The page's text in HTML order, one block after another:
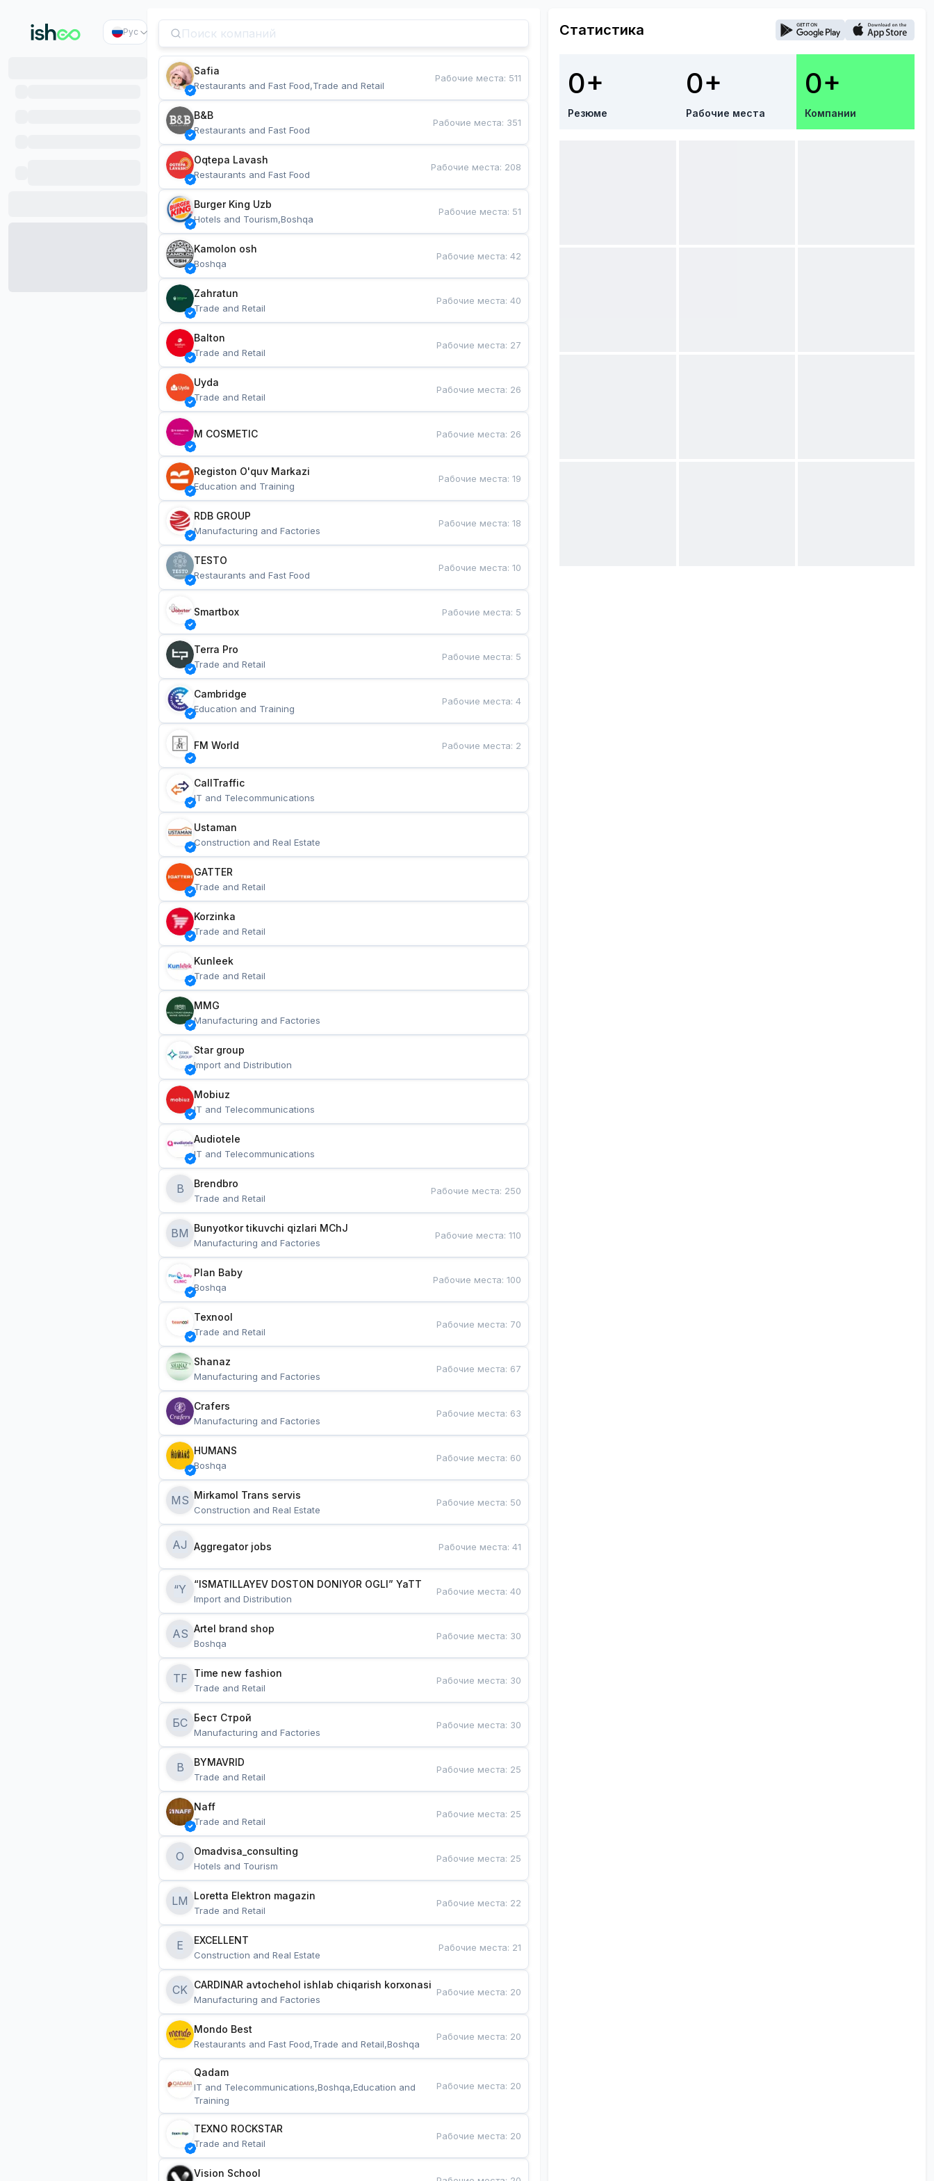
Рус
Safia
Restaurants and Fast Food,Trade and Retail
Рабочие места: 511
B&B
Restaurants and Fast Food
Рабочие места: 351
Oqtepa Lavash
Restaurants and Fast Food
Рабочие места: 208
Burger King Uzb
Hotels and Tourism,Boshqa
Рабочие места: 51
Kamolon osh
Boshqa
Рабочие места:42
Zahratun
Trade and Retail
Рабочие места:40
Balton
Trade and Retail
Рабочие места: 27
Uyda
Trade and Retail
Рабочие места: 26
M COSMETIC Рабочие места: 26
Registon O'quv Markazi
Education and Training
Рабочие места:19
RDB GROUP
Manufacturing and Factories
Рабочие места:18
TESTO
Restaurants and Fast Food
Рабочие места:10
Smartbox Рабочие места: 5
Terra Pro
Trade and Retail
Рабочие места: 5
Cambridge
Education and Training
Рабочие места:4
FM World Рабочие места: 2
CallTraffic
IT and Telecommunications
Ustaman
Construction and Real Estate
GATTER
Trade and Retail
Korzinka
Trade and Retail
Kunleek
Trade and Retail
MMG
Manufacturing and Factories
Star group
Import and Distribution
Mobiuz
IT and Telecommunications
Audiotele
IT and Telecommunications
B Brendbro
Trade and Retail
Рабочие места: 250
BM
Manufacturing and Factories
Рабочие места:110
Plan Baby
Boshqa
Рабочие места:100
Texnool
Trade and Retail
Рабочие места: 70
Shanaz
Manufacturing and Factories
Рабочие места: 67
Crafers
Manufacturing and Factories
Рабочие места: 63
HUMANS
Boshqa
Рабочие места: 60
MS
Construction and Real Estate
Рабочие места: 50
AJ Aggregator jobs Рабочие места:41
“Y “ISMATILLAYEV DOSTON DONIYOR OGLI” YaTT
Import and Distribution
Рабочие места:40
AS Artel brand shop
Boshqa
Рабочие места: 30
TF Time new fashion
Trade and Retail
Рабочие места: 30
БС Бест Строй
Manufacturing and Factories
Рабочие места: 30
B BYMAVRID
Trade and Retail
Рабочие места: 25
Naff
Trade and Retail
Рабочие места: 25
O Omadvisa_consulting
Hotels and Tourism
Рабочие места: 25
LM Loretta Elektron magazin
Trade and Retail
Рабочие места: 22
E EXCELLENT
Construction and Real Estate
Рабочие места: 21
CK CARDINAR avtochehol ishlab chiqarish korxonasi
Manufacturing and Factories
Рабочие места: 20
Mondo Best
Restaurants and Fast Food,Trade and Retail,Boshqa
Рабочие места: 20
Qadam
IT and Telecommunications,Boshqa,Education and
Training
Рабочие места: 20
TEXNO ROCKSTAR
Trade and Retail
Рабочие места: 20
Vision School
Статистика
0+
Резюме
0+
Рабочие места
0+
Компании